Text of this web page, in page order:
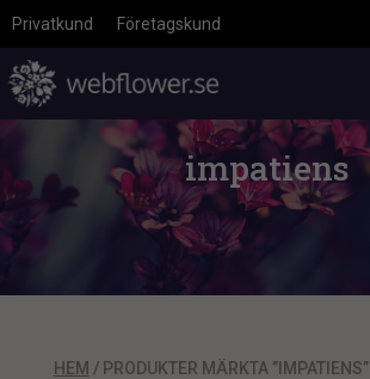
Privatkund Företagskund
impatiens
HEM / PRODUKTER MÄRKTA ”IMPATIENS”